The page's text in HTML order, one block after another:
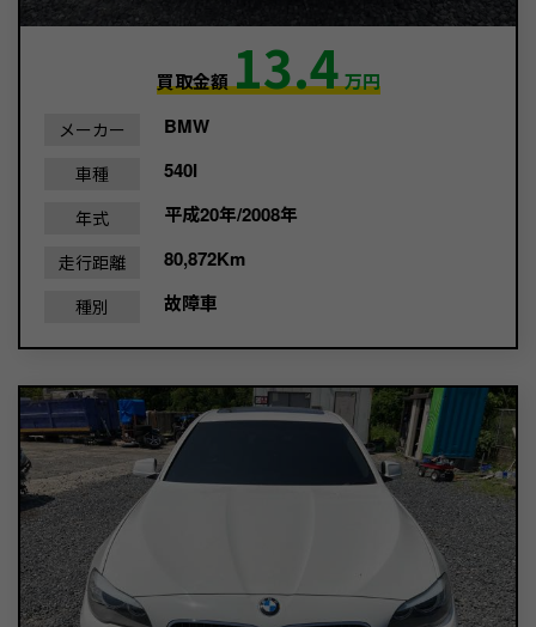
買取金額13.4万円
メーカー BMW
車種 540I
年式 平成20年/2008年
走行距離 80,872Km
種別 故障車